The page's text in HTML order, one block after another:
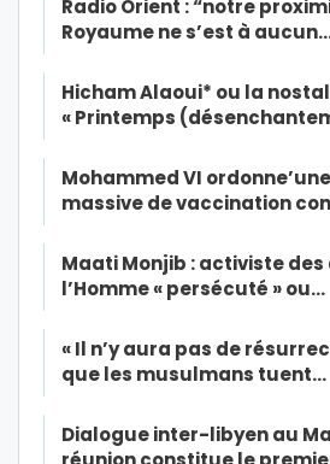
Radio Orient : “notre
Royaume ne s’est à
Hicham Alaoui* ou la
« Printemps
Mohammed VI
massive de vaccination
Maati Monjib : activiste
l’Homme « persécuté » ou…
« Il n’y aura pas de
que les musulmans tuent…
Dialogue inter-libyen au